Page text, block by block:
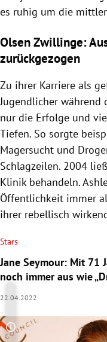
es ruhig um die
Olsen Zwillinge:
zurückgezogen
Zu ihrer Karriere als
Jugendlicher während
nur die Erfolge und
Tiefen. So sorgte
Magersucht und
Schlagzeilen. 2004
Klinik behandeln.
Öffentlichkeit immer
ihrer rebellisch
Stars
Jane Seymour: Mit 71
noch immer aus wie
22.04.2022
Copyright-Hinweis